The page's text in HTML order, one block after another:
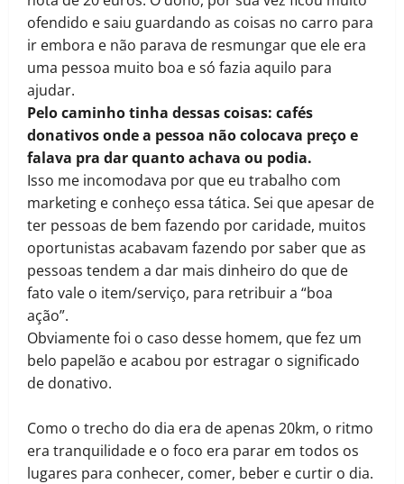
ofendido e saiu guardando as coisas no carro para
ir embora e não parava de resmungar que ele era
uma pessoa muito boa e só fazia aquilo para
ajudar.
Pelo caminho tinha dessas coisas: cafés
donativos onde a pessoa não colocava preço e
falava pra dar quanto achava ou podia.
Isso me incomodava por que eu trabalho com
marketing e conheço essa tática. Sei que apesar de
ter pessoas de bem fazendo por caridade, muitos
oportunistas acabavam fazendo por saber que as
pessoas tendem a dar mais dinheiro do que de
fato vale o item/serviço, para retribuir a “boa
ação”.
Obviamente foi o caso desse homem, que fez um
belo papelão e acabou por estragar o significado
de donativo.
Como o trecho do dia era de apenas 20km, o ritmo
era tranquilidade e o foco era parar em todos os
lugares para conhecer, comer, beber e curtir o dia.